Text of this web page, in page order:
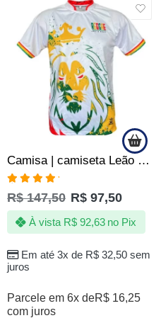
Camisa | camiseta Leão Rei – Reggae Love & Peace – Branca
Avaliação
5.00de 5
R$147,50 R$ 97,50
Em até 3x de R$32,50sem
juros
À vista R$92,63 no Pix
Parcele em 6x deR$ 16,25
com juros